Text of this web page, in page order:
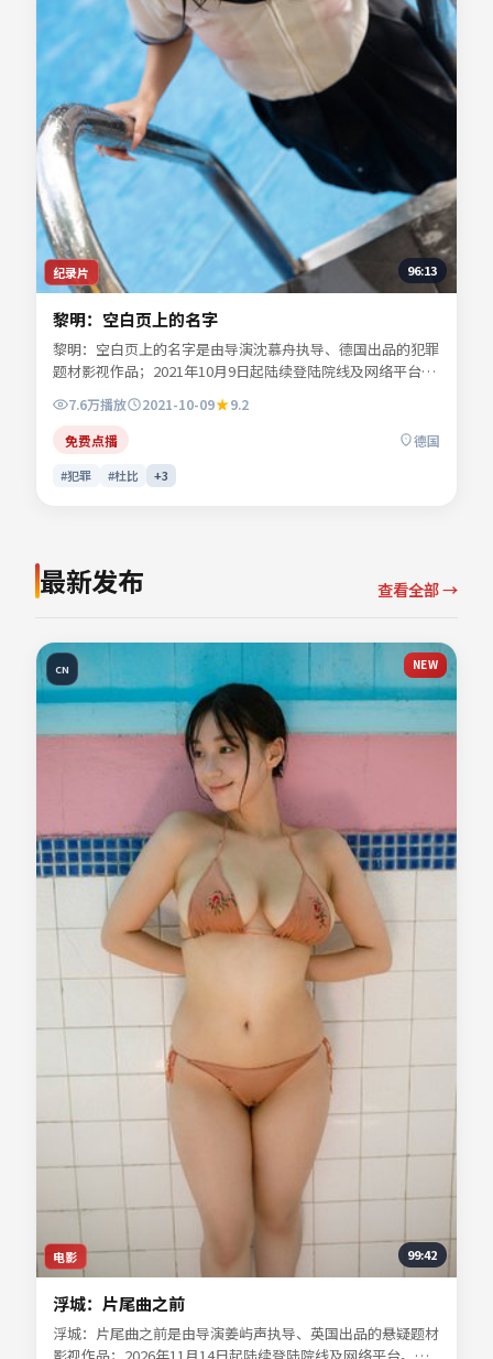
纪录片 96:13
黎明：空白页上的名字
黎明：空白页上的名字是由导演沈慕舟执导、德国出品的犯罪
题材影视作品；2021年10月9日起陆续登陆院线及网络平台。
折的人物命运。节奏张弛有度，动作场面与心理刻画交替推
进。适合检索「犯罪电影」「德国影片」「2021年上映」等
7.6万播放 2021-10-09
9.2
免费点播
德国
#犯罪 #杜比 +3
最新发布 查看全部 →
电影
CN NEW
99:42
浮城：片尾曲之前
浮城：片尾曲之前是由导演姜屿声执导、英国出品的悬疑题材